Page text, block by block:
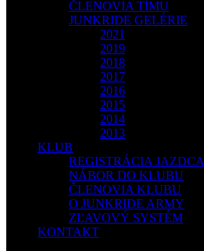
ČLENOVIA TÍMU
JUNKRIDE GELÉRIE
2021
2019
2018
2017
2016
2015
2014
2013
KLUB
REGISTRÁCIA JAZDCA
NÁBOR DO KLUBU
ČLENOVIA KLUBU
O JUNKRIDE ARMY
ZĽAVOVÝ SYSTÉM
KONTAKT